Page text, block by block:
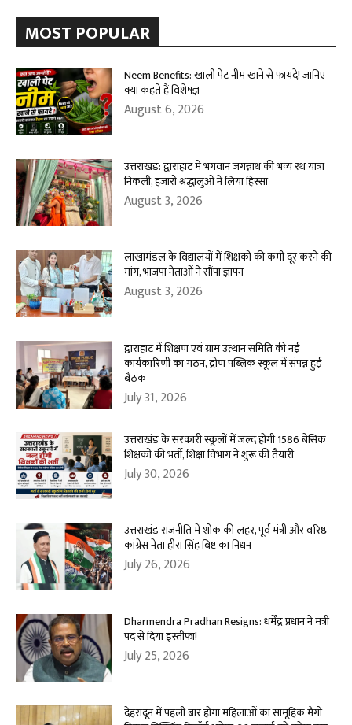
MOST POPULAR
Neem Benefits: खाली पेट नीम खाने से फायदे! जानिए
क्या कहते हैं विशेषज्ञ
August 6, 2026
उत्तराखंड: द्वाराहाट में भगवान जगन्नाथ की भव्य रथ यात्रा
निकली, हजारों श्रद्धालुओं ने लिया हिस्सा
August 3, 2026
लाखामंडल के विद्यालयों में शिक्षकों की कमी दूर करने की
मांग, भाजपा नेताओं ने सौंपा ज्ञापन
August 3, 2026
द्वाराहाट में शिक्षण एवं ग्राम उत्थान समिति की नई
कार्यकारिणी का गठन, द्रोण पब्लिक स्कूल में संपन्न हुई
बैठक
July 31, 2026
उत्तराखंड के सरकारी स्कूलों में जल्द होगी 1586 बेसिक
शिक्षकों की भर्ती, शिक्षा विभाग ने शुरू की तैयारी
July 30, 2026
उत्तराखंड राजनीति में शोक की लहर, पूर्व मंत्री और वरिष्ठ
कांग्रेस नेता हीरा सिंह बिष्ट का निधन
July 26, 2026
Dharmendra Pradhan Resigns: धर्मेंद्र प्रधान ने मंत्री
पद से दिया इस्तीफा!
July 25, 2026
देहरादून में पहली बार होगा महिलाओं का सामूहिक मैंगो